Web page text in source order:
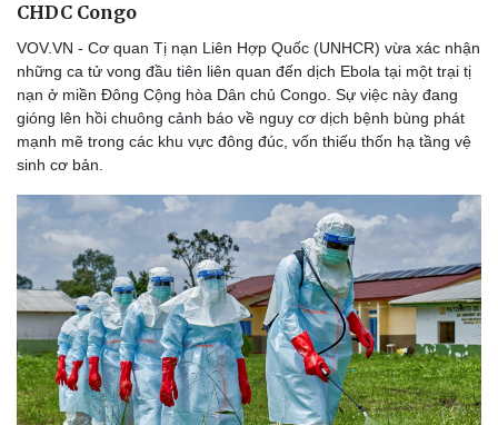
CHDC Congo
VOV.VN - Cơ quan Tị nạn Liên Hợp Quốc (UNHCR) vừa xác nhận
những ca tử vong đầu tiên liên quan đến dịch Ebola tại một trại tị
nạn ở miền Đông Cộng hòa Dân chủ Congo. Sự việc này đang
gióng lên hồi chuông cảnh báo về nguy cơ dịch bệnh bùng phát
mạnh mẽ trong các khu vực đông đúc, vốn thiếu thốn hạ tầng vệ
sinh cơ bản.